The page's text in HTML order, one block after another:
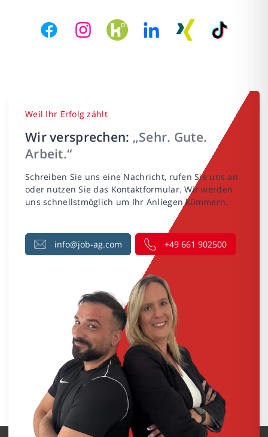
Weil Ihr Erfolg zählt
Wir versprechen: „Sehr. Gute.
Arbeit.“
Schreiben Sie uns eine Nachricht, rufen Sie uns an
oder nutzen Sie das Kontaktformular. Wir werden
uns schnellstmöglich um Ihr Anliegen kümmern.
info@job-ag.com +49 661 902500